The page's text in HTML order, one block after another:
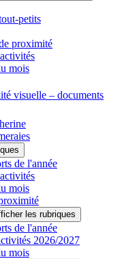
petits
proximité
mois
visuelle – documents
de l'année
mois
de l'année
2026/2027
mois